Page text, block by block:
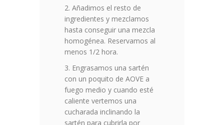
Añadimos el resto de
ingredientes y mezclamos
hasta conseguir una mezcla
homogénea. Reservamos al
menos 1/2 hora.
Engrasamos una sartén
con un poquito de AOVE a
fuego medio y cuando esté
caliente vertemos una
cucharada inclinando la
sartén para cubrirla por